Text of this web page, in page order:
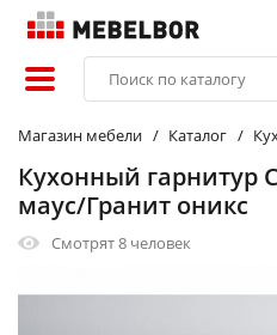
Магазин мебели Каталог
Кухонный гарнитур
маус/Гранит оникс
Смотрят8 человек